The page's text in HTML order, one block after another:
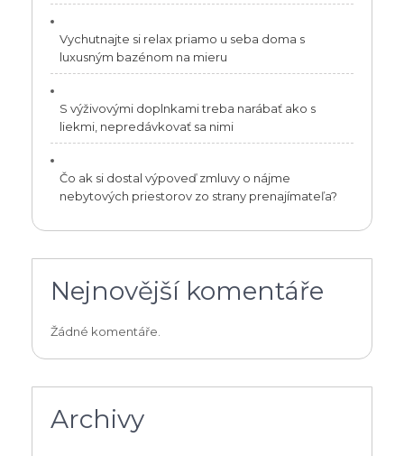
Vychutnajte si relax priamo u seba doma s
luxusným bazénom na mieru
S výživovými doplnkami treba narábať ako s
liekmi, nepredávkovať sa nimi
Čo ak si dostal výpoveď zmluvy o nájme
nebytových priestorov zo strany prenajímateľa?
Nejnovější komentáře
Žádné komentáře.
Archivy